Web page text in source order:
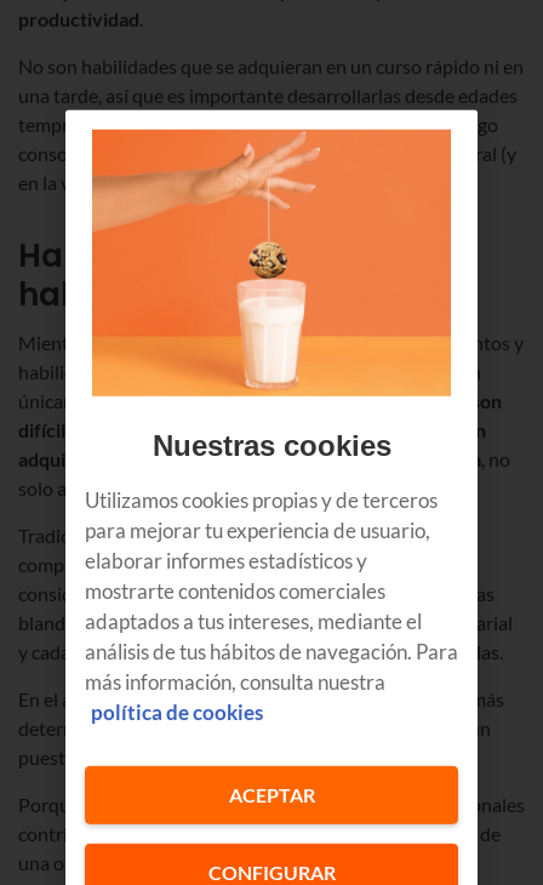
productividad.
No son habilidades que se adquieran en un curso rápido ni en
una tarde, así que es importante desarrollarlas desde edades
tempranas, en las diferentes etapas formativas, para luego
consolidarlas y llevarlas a la práctica en el mercado laboral (y
en la vida).
Habilidades blandas vs
habilidades duras
Mientras que las habilidades duras son, en general, talentos y
habilidades que se pueden medir y aprender y se aplican
únicamente al entorno laboral,las habilidades blandas son
difíciles de cuantificar o evaluar, no siempre se pueden
adquirir y son aplicables a todos los aspectos de la vida, no
solo al ámbito profesional.
Tradicionalmente, estas habilidades blandas
complementaban a las habilidades duras o técnicas,
consideradas las prioritarias, pero, en los últimos años, las
blandas han ganado protagonismo en el ámbito empresarial
y cada vez se las busca y valora más, incluso priorizándolas.
En el actual contexto, las «soft skills» resulten cada vez más
determinantes a la hora de evaluar candidatos/as para un
puesto de trabajo.
Porque nadie duda de que las habilidades blandas personales
contribuyen al éxito conjunto de un equipo de trabajo y de
una organización.
Nuestras cookies
Utilizamos cookies propias y de terceros
para mejorar tu experiencia de usuario,
elaborar informes estadísticos y
mostrarte contenidos comerciales
adaptados a tus intereses, mediante el
análisis de tus hábitos de navegación. Para
más información, consulta nuestra
política de cookies
CONFIGURAR
ACEPTAR